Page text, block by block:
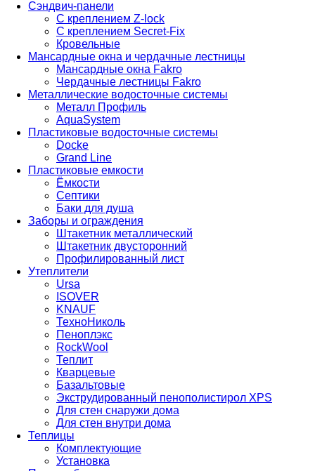
Сэндвич-панели
С креплением Z-lock
С креплением Secret-Fix
Кровельные
Мансардные окна и чердачные лестницы
Мансардные окна Fakro
Чердачные лестницы Fakro
Металлические водосточные системы
Металл Профиль
AquaSystem
Пластиковые водосточные системы
Docke
Grand Line
Пластиковые емкости
Ёмкости
Септики
Баки для душа
Заборы и ограждения
Штакетник металлический
Штакетник двусторонний
Профилированный лист
Утеплители
Ursa
ISOVER
KNAUF
ТехноНиколь
Пеноплэкс
RockWool
Теплит
Кварцевые
Базальтовые
Экструдированный пенополистирол XPS
Для стен снаружи дома
Для стен внутри дома
Теплицы
Комплектующие
Установка